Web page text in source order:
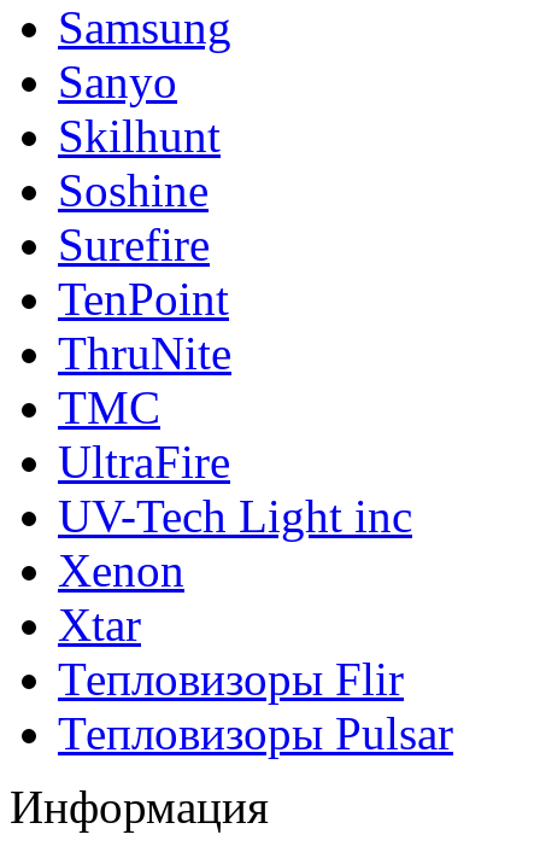
Samsung
Sanyo
Skilhunt
Soshine
Surefire
TenPoint
ThruNite
TMC
UltraFire
UV-Tech Light inc
Xenon
Xtar
Тепловизоры Flir
Тепловизоры Pulsar
Информация